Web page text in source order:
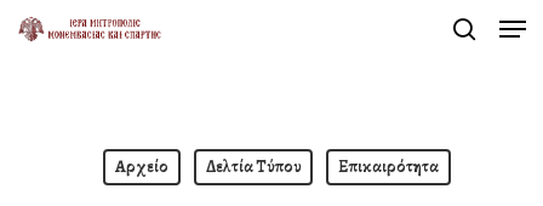
Skip
Αρχείο Δελτία Τύπου Επικαιρότητα